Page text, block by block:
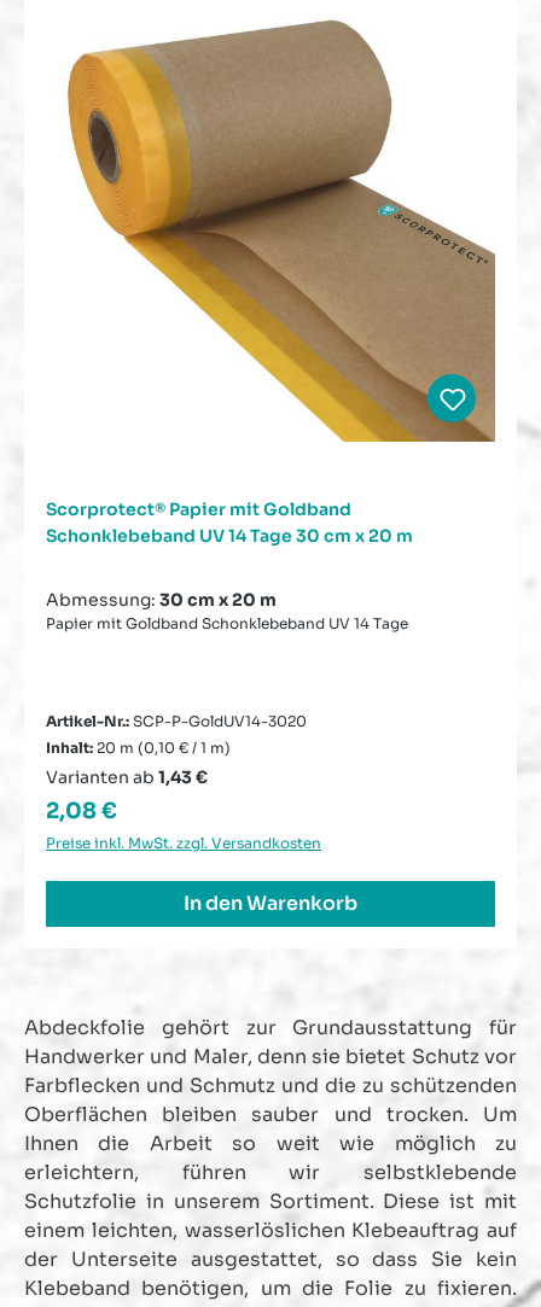
Scorprotect® Papier mit Goldband
Schonklebeband UV 14 Tage 30 cm x 20 m
Abmessung: 30 cm x 20 m
Papier mit Goldband Schonklebeband UV 14 Tage
Artikel-Nr.: SCP-P-GoldUV14-3020
Inhalt: 20 m (0,10 € / 1 m)
Varianten ab 1,43 €
Regulärer Preis:
2,08 €
Preise inkl. MwSt. zzgl. Versandkosten
In den Warenkorb
Abdeckfolie gehört zur Grundausstattung für
Handwerker und Maler, denn sie bietet Schutz vor
Farbflecken und Schmutz und die zu schützenden
Oberflächen bleiben sauber und trocken. Um
Ihnen die Arbeit so weit wie möglich zu
erleichtern, führen wir selbstklebende
Schutzfolie in unserem Sortiment. Diese ist mit
einem leichten, wasserlöslichen Klebeauftrag auf
der Unterseite ausgestattet, so dass Sie kein
Klebeband benötigen, um die Folie zu fixieren.